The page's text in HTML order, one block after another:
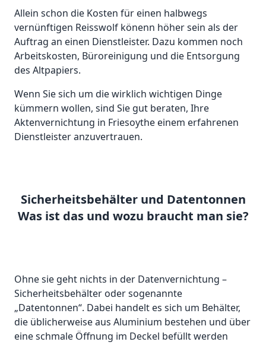
Allein schon die Kosten für einen halbwegs
vernünftigen Reisswolf könenn höher sein als der
Auftrag an einen Dienstleister. Dazu kommen noch
Arbeitskosten, Büroreinigung und die Entsorgung
des Altpapiers.
Wenn Sie sich um die wirklich wichtigen Dinge
kümmern wollen, sind Sie gut beraten, Ihre
Aktenvernichtung in Friesoythe einem erfahrenen
Dienstleister anzuvertrauen.
Sicherheitsbehälter und Datentonnen
Was ist das und wozu braucht man sie?
Ohne sie geht nichts in der Datenvernichtung –
Sicherheitsbehälter oder sogenannte
„Datentonnen“. Dabei handelt es sich um Behälter,
die üblicherweise aus Aluminium bestehen und über
eine schmale Öffnung im Deckel befüllt werden